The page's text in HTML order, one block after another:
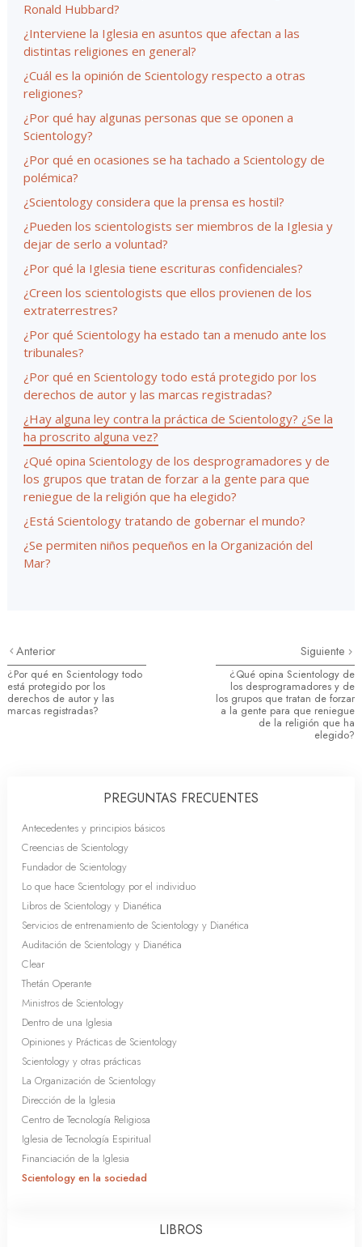
Ronald Hubbard?
¿Interviene la Iglesia en asuntos que afectan a las
distintas religiones en general?
¿Cuál es la opinión de Scientology respecto a otras
religiones?
¿Por qué hay algunas personas que se oponen a
Scientology?
¿Por qué en ocasiones se ha tachado a Scientology de
polémica?
¿Scientology considera que la prensa es hostil?
¿Pueden los scientologists ser miembros de la Iglesia y
dejar de serlo a voluntad?
¿Por qué la Iglesia tiene escrituras confidenciales?
¿Creen los scientologists que ellos provienen de los
extraterrestres?
¿Por qué Scientology ha estado tan a menudo ante los
tribunales?
¿Por qué en Scientology todo está protegido por los
derechos de autor y las marcas registradas?
¿Hay alguna ley contra la práctica de Scientology? ¿Se la
ha proscrito alguna vez?
¿Qué opina Scientology de los desprogramadores y de
los grupos que tratan de forzar a la gente para que
reniegue de la religión que ha elegido?
¿Está Scientology tratando de gobernar el mundo?
¿Se permiten niños pequeños en la Organización del
Mar?
Anterior
¿Por qué en Scientology todo
está protegido por los
derechos de autor y las
marcas registradas?
Siguiente
¿Qué opina Scientology de
los desprogramadores y de
los grupos que tratan de forzar
a la gente para que reniegue
de la religión que ha
elegido?
PREGUNTAS FRECUENTES
Antecedentes y principios básicos
Creencias de Scientology
Fundador de Scientology
Lo que hace Scientology por el individuo
Libros de Scientology y Dianética
Servicios de entrenamiento de Scientology y Dianética
Auditación de Scientology y Dianética
Clear
Thetán Operante
Ministros de Scientology
Dentro de una Iglesia
Opiniones y Prácticas de Scientology
Scientology y otras prácticas
La Organización de Scientology
Dirección de la Iglesia
Centro de Tecnología Religiosa
Iglesia de Tecnología Espiritual
Financiación de la Iglesia
Scientology en la sociedad
LIBROS